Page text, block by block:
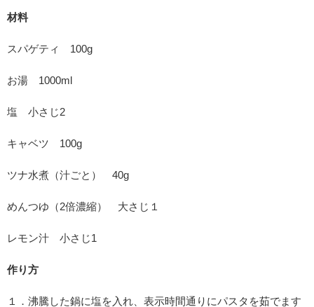
材料
スパゲティ 100g
お湯 1000ml
塩 小さじ2
キャベツ 100g
ツナ水煮（汁ごと） 40g
めんつゆ（2倍濃縮） 大さじ１
レモン汁 小さじ1
作り方
１．沸騰した鍋に塩を入れ、表示時間通りにパスタを茹でます